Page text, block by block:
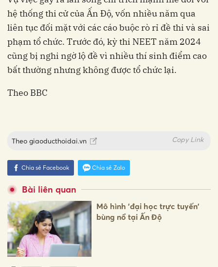
hệ thống thi cử của Ấn Độ, vốn nhiều năm qua
liên tục đối mặt với các cáo buộc rò rỉ đề thi và sai
phạm tổ chức. Trước đó, kỳ thi NEET năm 2024
cũng bị nghi ngờ lộ đề vì nhiều thí sinh điểm cao
bất thường nhưng không được tổ chức lại.
Theo BBC
Theo giaoducthoidai.vn Copy Link
Chia sẻ Facebook Chia sẻ Zalo
Bài liên quan
Mô hình 'đại học trực tuyến'
bùng nổ tại Ấn Độ